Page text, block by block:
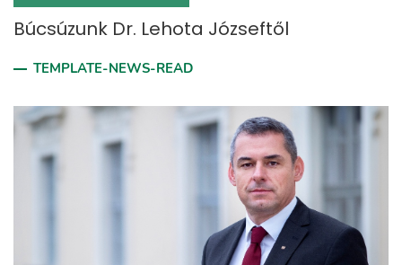
Búcsúzunk Dr. Lehota Józseftől
TEMPLATE-NEWS-READ